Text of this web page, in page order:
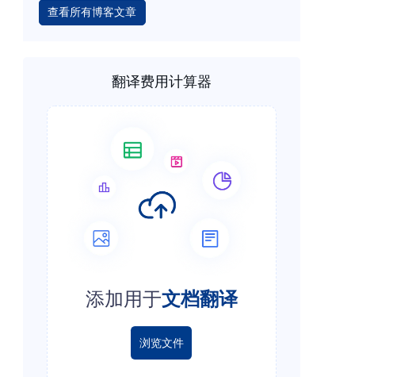
查看所有博客文章
翻译费用计算器
添加用于文档翻译
浏览文件